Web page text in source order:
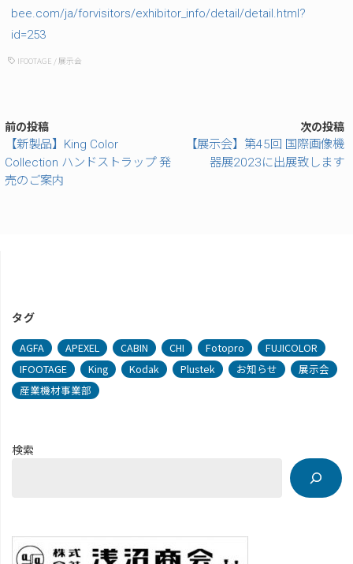
bee.com/ja/forvisitors/exhibitor_info/detail/detail.html?
id=253
IFOOTAGE / 展示会
前の投稿
【新製品】King Color
Collection ハンドストラップ 発
売のご案内
次の投稿
【展示会】第45回 国際画像機
器展2023に出展致します
タグ
AGFA APEXEL CABIN CHI Fotopro
FUJICOLOR
IFOOTAGE
King Kodak Plustek お知らせ
展示会
産業機材事業部
検索